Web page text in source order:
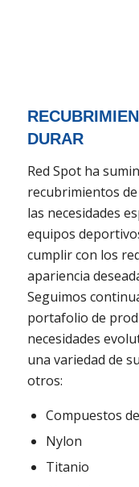
DURAR
Red Spot ha
recubrimientos
las necesidades
equipos
cumplir con los
apariencia
Seguimos
portafolio de
necesidades
una variedad de
otros:
Compuestos
Nylon
Titanio